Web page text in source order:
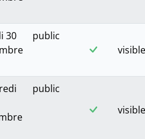
30
public
visible
public
visible